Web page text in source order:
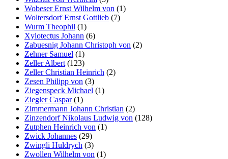
Wobeser Ernst Wilhelm von (1)
Woltersdorf Ernst Gottlieb (7)
Wurm Theophil (1)
Xylotectus Johann (6)
Zabuesnig Johann Christoph von (2)
Zehner Samuel (1)
Zeller Albert (123)
Zeller Christian Heinrich (2)
Zesen Philipp von (3)
Ziegenspeck Michael (1)
Ziegler Caspar(1)
Zimmermann Johann Christian (2)
Zinzendorf Nikolaus Ludwig von (128)
Zutphen Heinrich von (1)
Zwick Johannes (29)
Zwingli Huldrych (3)
Zwollen Wilhelm von (1)